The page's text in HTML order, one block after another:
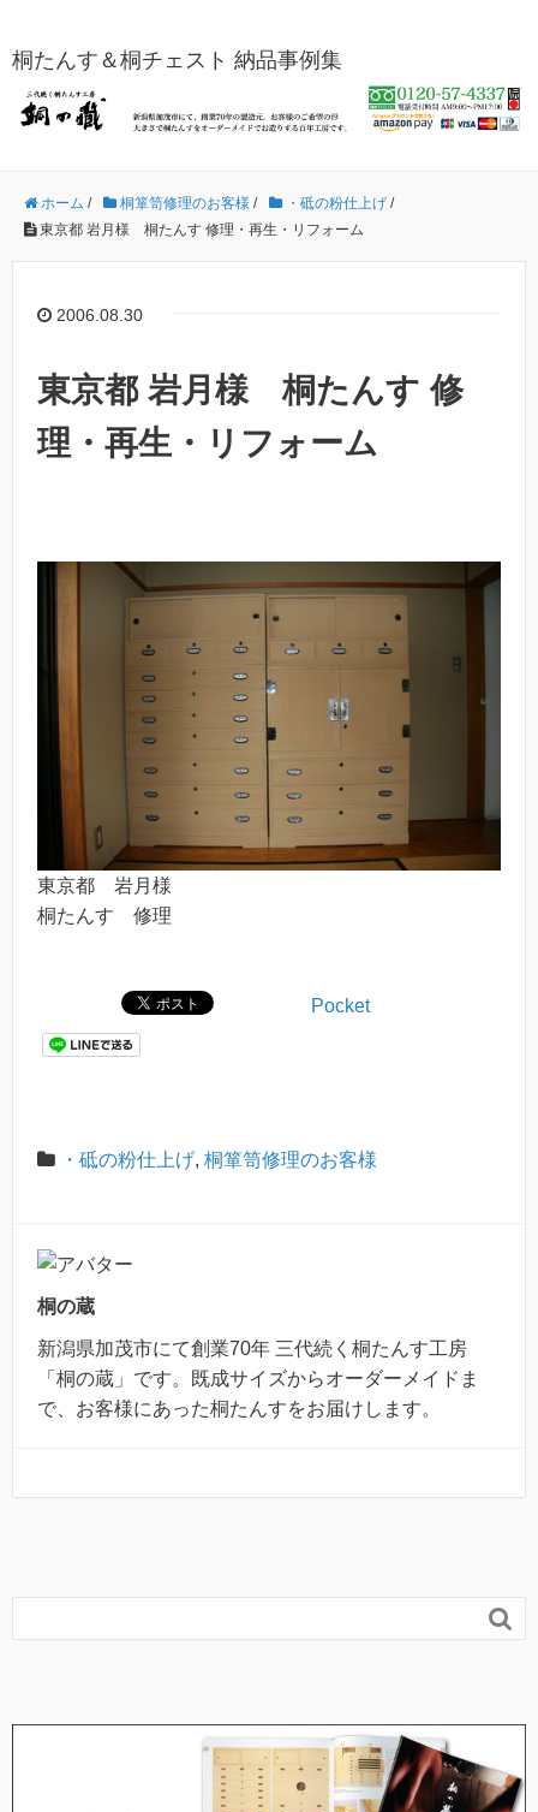
桐たんす＆桐チェスト 納品事例集
ホーム / 桐箪笥修理のお客様 / ・砥の粉仕上げ /
東京都 岩月様 桐たんす 修理・再生・リフォーム
2006.08.30
東京都 岩月様 桐たんす 修
理・再生・リフォーム
東京都 岩月様
桐たんす 修理
Pocket
・砥の粉仕上げ, 桐箪笥修理のお客様
桐の蔵
新潟県加茂市にて創業70年 三代続く桐たんす工房
「桐の蔵」です。既成サイズからオーダーメイドま
で、お客様にあった桐たんすをお届けします。
